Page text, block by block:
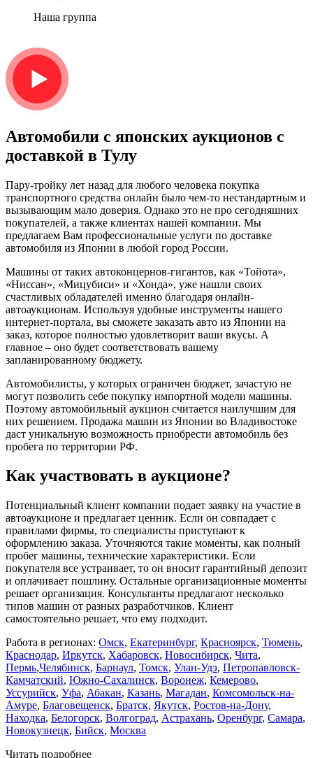
Наша группа
Автомобили с японских аукционов с
доставкой в Тулу
Пару-тройку лет назад для любого человека покупка
транспортного средства онлайн было чем-то нестандартным и
вызывающим мало доверия. Однако это не про сегодняшних
покупателей, а также клиентах нашей компании. Мы
предлагаем Вам профессиональные услуги по доставке
автомобиля из Японии в любой город России.
Машины от таких автоконцернов-гигантов, как «Тойота»,
«Ниссан», «Мицубиси» и «Хонда», уже нашли своих
счастливых обладателей именно благодаря онлайн-
автоаукционам. Используя удобные инструменты нашего
интернет-портала, вы сможете заказать авто из Японии на
заказ, которое полностью удовлетворит ваши вкусы. А
главное – оно будет соответствовать вашему
запланированному бюджету.
Автомобилисты, у которых ограничен бюджет, зачастую не
могут позволить себе покупку импортной модели машины.
Поэтому автомобильный аукцион считается наилучшим для
них решением. Продажа машин из Японии во Владивостоке
даст уникальную возможность приобрести автомобиль без
пробега по территории РФ.
Как участвовать в аукционе?
Потенциальный клиент компании подает заявку на участие в
автоаукционе и предлагает ценник. Если он совпадает с
правилами фирмы, то специалисты приступают к
оформлению заказа. Уточняются такие моменты, как полный
пробег машины, технические характеристики. Если
покупателя все устраивает, то он вносит гарантийный депозит
и оплачивает пошлину. Остальные организационные моменты
решает организация. Консультанты предлагают несколько
типов машин от разных разработчиков. Клиент
самостоятельно решает, что ему подходит.
Работа в регионах: Омск, Екатеринбург, Красноярск, Тюмень,
Краснодар, Иркутск, Хабаровск, Новосибирск, Чита,
Пермь,Челябинск, Барнаул, Томск, Улан-Удэ, Петропавловск-
Камчатский, Южно-Сахалинск, Воронеж, Кемерово,
Уссурийск, Уфа, Абакан, Казань, Магадан, Комсомольск-на-
Амуре, Благовещенск, Братск, Якутск, Ростов-на-Дону,
Находка, Белогорск, Волгоград, Астрахань, Оренбург, Самара,
Новокузнецк, Бийск, Москва
Читать подробнее